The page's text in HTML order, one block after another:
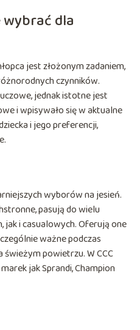
dla
jest złożonym zadaniem,
czynników.
jednak istotne jest
i wpisywało się w aktualne
i jego preferencji,
wyborów na jesień.
pasują do wielu
i casualowych. Oferują one
ważne podczas
świeżym powietrzu. W CCC
jak Sprandi, Champion